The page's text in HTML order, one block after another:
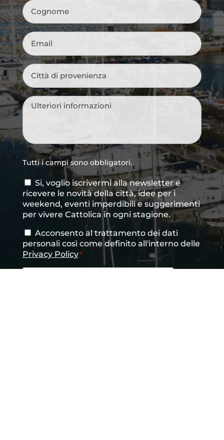
Cognome
Email
Città
di
provenienza*
Messaggio
Tutti i campi sono obbligatori.
Consenso
newsletter
Si, voglio iscrivermi alla newsletter e
ricevere le novità della città, idee per i
weekend, eventi imperdibili e suggerimenti
per vivere Cattolica in ogni stagione.
Consenso*
Acconsento al trattamento dei dati
personali così come definito all'interno delle
Privacy Policy*